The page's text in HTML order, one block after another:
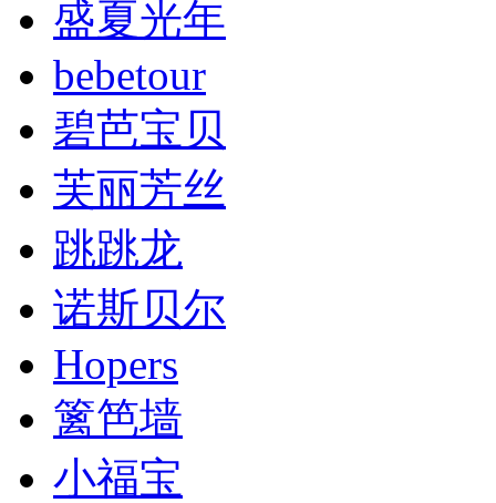
盛夏光年
bebetour
碧芭宝贝
芙丽芳丝
跳跳龙
诺斯贝尔
Hopers
篱笆墙
小福宝